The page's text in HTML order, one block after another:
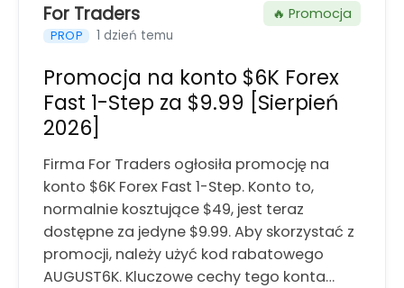
For Traders
PROP 1 dzień temu
🔥 Promocja
Promocja na konto $6K Forex
Fast 1-Step za $9.99 [Sierpień
2026]
Firma For Traders ogłosiła promocję na
konto $6K Forex Fast 1-Step. Konto to,
normalnie kosztujące $49, jest teraz
dostępne za jedyne $9.99. Aby skorzystać z
promocji, należy użyć kod rabatowego
AUGUST6K. Kluczowe cechy tego konta…